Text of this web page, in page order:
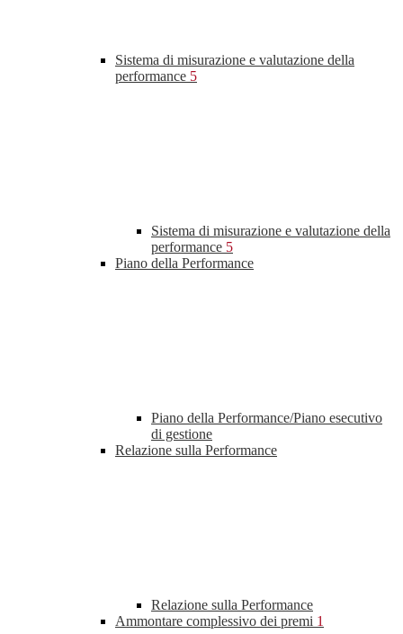
Sistema di misurazione e valutazione della
performance 5
Sistema di misurazione e valutazione della
performance 5
Piano della Performance
Piano della Performance/Piano esecutivo
di gestione
Relazione sulla Performance
Relazione sulla Performance
Ammontare complessivo dei premi 1